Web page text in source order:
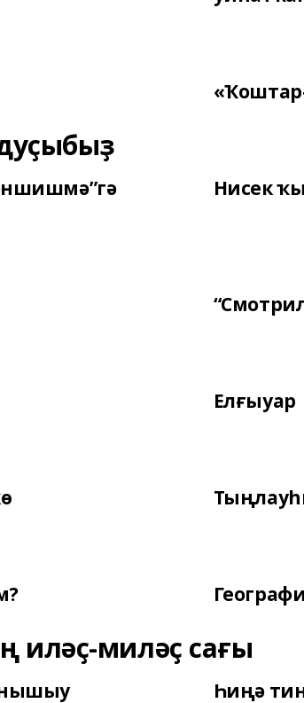
Нисек
Елғыуар
иләҫ-миләҫ сағы
Һиңә